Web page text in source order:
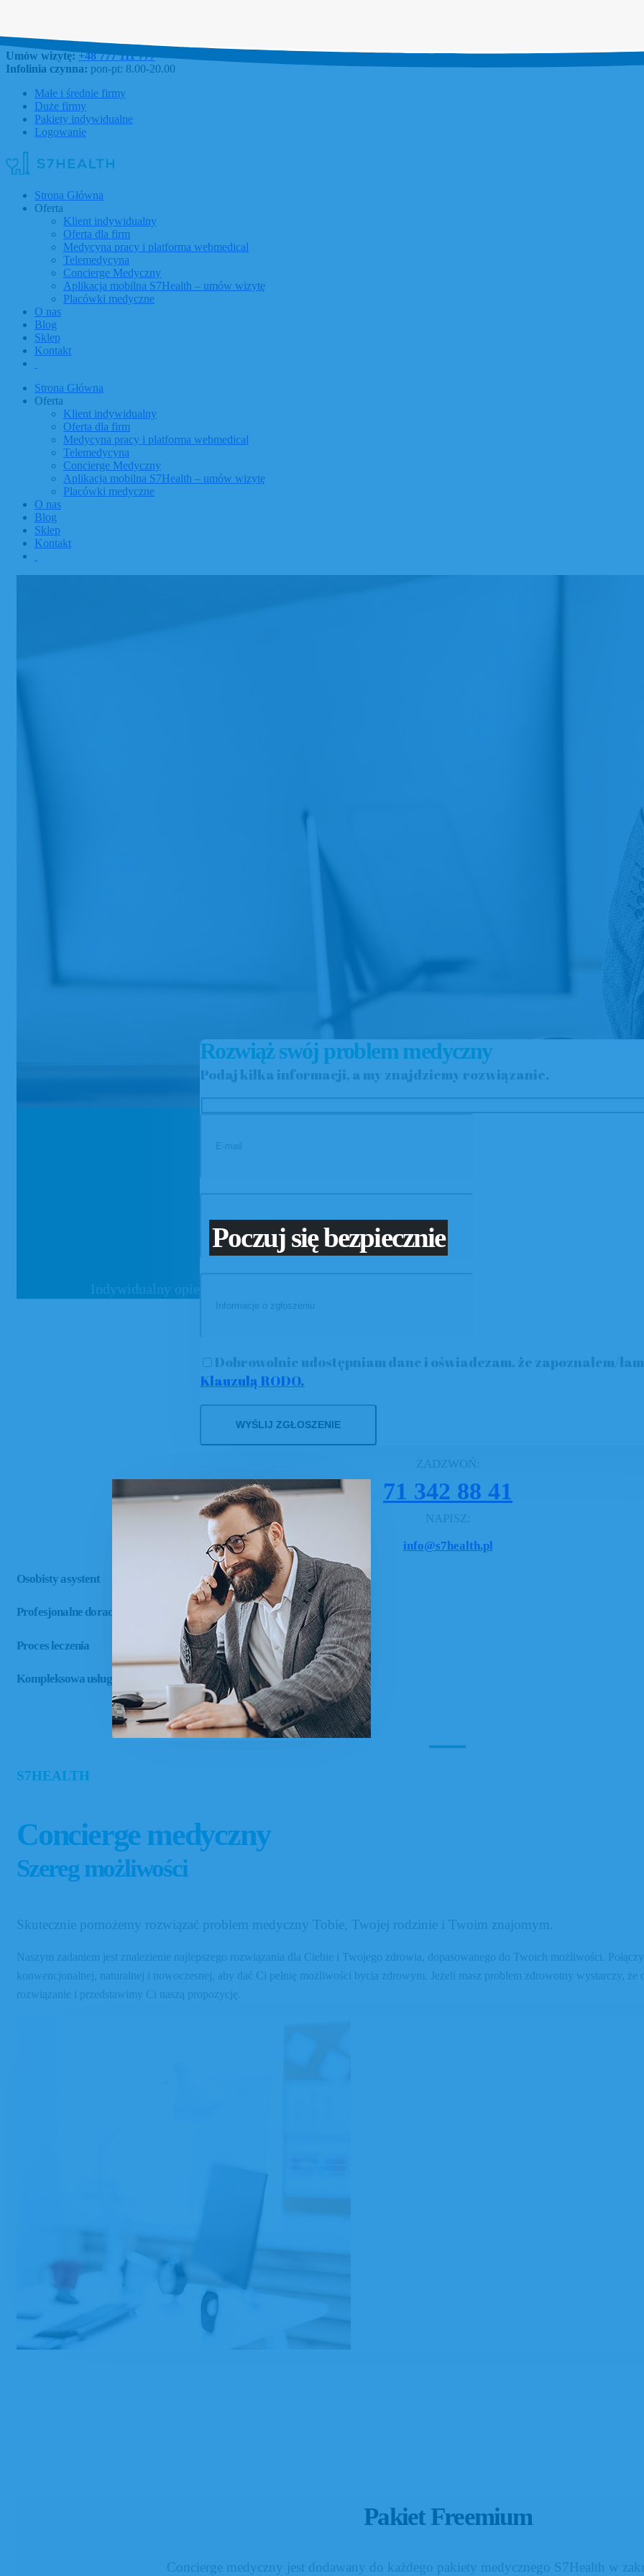
Umów wizytę:+48 777 111 777
Infolinia czynna: pon-pt: 8.00-20.00
Małe i średnie firmy
Duże firmy
Pakiety indywidualne
Logowanie
Strona Główna
Oferta
Klient indywidualny
Oferta dla firm
Medycyna pracy i platforma webmedical
Telemedycyna
Concierge Medyczny
Aplikacja mobilna S7Health – umów wizytę
Placówki medyczne
O nas
Blog
Sklep
Kontakt
Strona Główna
Oferta
Klient indywidualny
Oferta dla firm
Medycyna pracy i platforma webmedical
Telemedycyna
Concierge Medyczny
Aplikacja mobilna S7Health – umów wizytę
Placówki medyczne
O nas
Blog
Sklep
Kontakt
Poczuj się bezpiecznie
Indywidualny opiekun medyczny dla Ciebie i Twojej rodziny
Rozwiąż swój problem medyczny
Podaj kilka informacji, a my znajdziemy rozwiązanie.
Dobrowolnie udostępniam dane i oświadczam, że zapoznałem/łam
Klauzulą RODO.
ZADZWOŃ:
71 342 88 41
NAPISZ:
info@s7health.pl
Osobisty asystent
Profesjonalne doradztwo
Proces leczenia
Kompleksowa usługa
S7HEALTH
Concierge medyczny
Szereg możliwości
Skutecznie pomożemy rozwiązać problem medyczny Tobie, Twojej rodzinie i Twoim znajomym.
Naszym zadaniem jest znalezienie najlepszego rozwiązania dla Ciebie i Twojego zdrowia, dopasowanego do Twoich możliwości.
konwencjonalnej, naturalnej i nowoczesnej, aby dać Ci pełnię możliwości bycia zdrowym. Jeżeli masz problem zdrowotny wystarczy,
rozwiązanie i przedstawimy Ci naszą propozycję.
Pakiet Freemium
Concierge medyczny jest dodawany do każdego pakiety medycznego S7Health w